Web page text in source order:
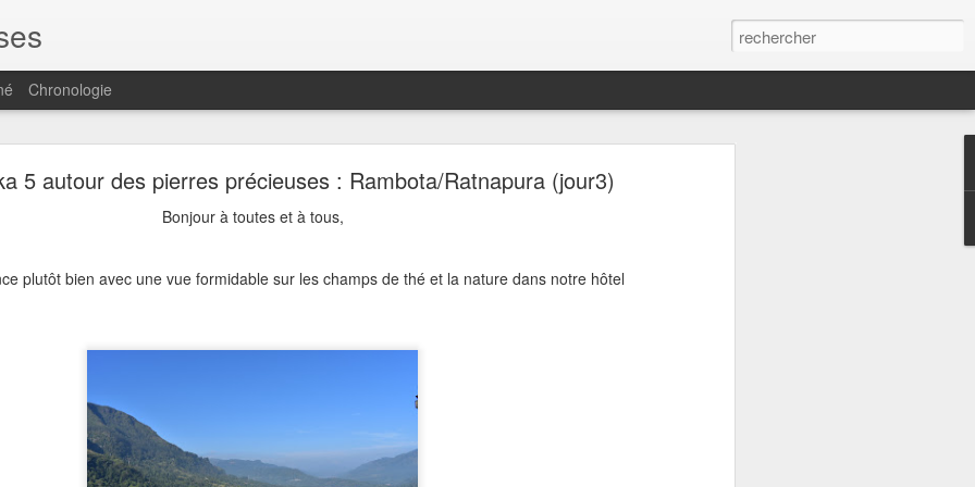
5 autour des pierres précieuses : Rambota/Ratnapura (jour3)
Bonjour à toutes et à tous,
plutôt bien avec une vue formidable sur les champs de thé et la nature dans notre hôtel
Chronologie
pierres précieuses - Sri Lanka 6 : Ratnapura/Galle - pierres
précieuses
texte mais quelques photos car la journée s'est terminée bien tard, il est d'ailleurs 1H du